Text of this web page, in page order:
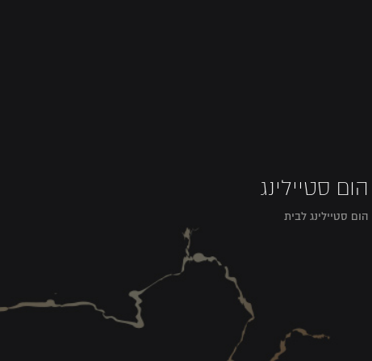
הום סטיילינג
הום סטיילינג לבית